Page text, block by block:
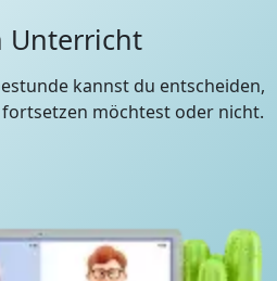
Unterricht
kannst du entscheiden,
möchtest oder nicht.